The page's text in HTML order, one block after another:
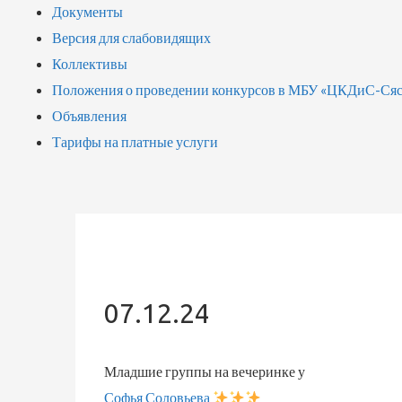
Документы
Версия для слабовидящих
Коллективы
Положения о проведении конкурсов в МБУ «ЦКДиС-
Объявления
Тарифы на платные услуги
07.12.24
Младшие группы на вечеринке у
Софья Соловьева